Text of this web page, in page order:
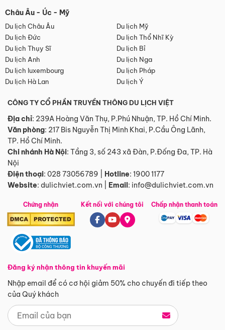
Châu Âu - Úc - Mỹ
Du lịch Châu Âu
Du lịch Mỹ
Du lịch Đức
Du lịch Thổ Nhĩ Kỳ
Du lịch Thụy Sĩ
Du lịch Bỉ
Du lịch Anh
Du lịch Nga
Du lịch luxembourg
Du lịch Pháp
Du lịch Hà Lan
Du lịch Ý
CÔNG TY CỔ PHẦN TRUYỀN THÔNG DU LỊCH VIỆT
Địa chỉ: 239A Hoàng Văn Thụ, P.Phú Nhuận, TP. Hồ Chí Minh.
Văn phòng: 217 Bis Nguyễn Thị Minh Khai, P.Cầu Ông Lãnh,
TP. Hồ Chí Minh.
Chi nhánh Hà Nội: Tầng 3, số 243 xã Đàn, P.Đống Đa, TP. Hà
Nội
Điện thoại: 028 73056789 Hotline: 1900 1177
Website: dulichviet.com.vn Email: info@dulichviet.com.vn
Chứng nhận
Đăng ký nhận thông tin khuyến mãi
Nhập email để có cơ hội giảm 50% cho chuyến đi tiếp theo
của Quý khách
Kết nối với chúng tôi Chấp nhận thanh toán